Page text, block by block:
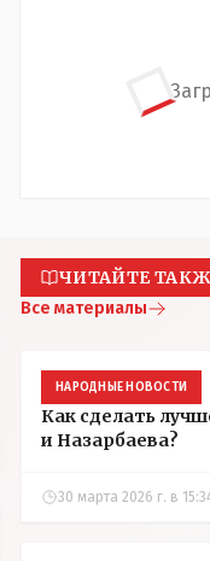
ЧИТАЙТЕ
Все материалы
НАРОДНЫЕ НОВОСТИ
Как сделать
и Назарбаева?
30 марта 2026 г. в